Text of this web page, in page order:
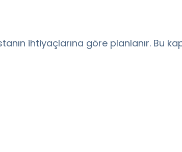
ihtiyaçlarına göre planlanır. Bu